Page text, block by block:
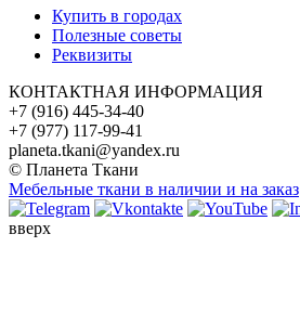
Купить в городах
Полезные советы
Реквизиты
КОНТАКТНАЯ ИНФОРМАЦИЯ
+7 (916) 445-34-40
+7 (977) 117-99-41
planeta.tkani@yandex.ru
© Планета Ткани
Мебельные ткани в наличии и на заказ
вверх